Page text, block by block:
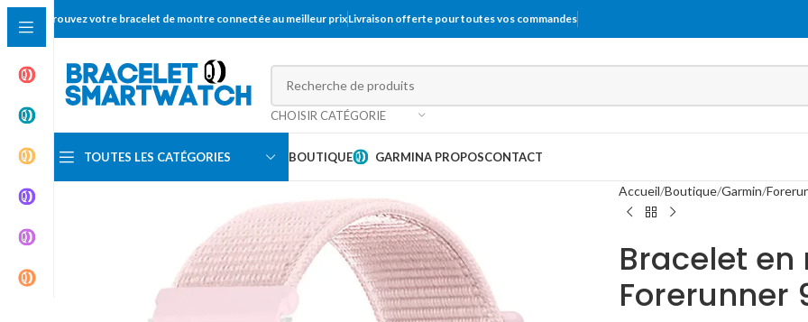
Trouvez votre bracelet de montre connectée au meilleur prixLivraison offerte pour toutes vos commandes
CHOISIR CATÉGORIE
TOUTES LES CATÉGORIES BOUTIQUE GARMINA PROPOSCONTACT
Accueil Boutique Garmin
Bracelet
Forerunner